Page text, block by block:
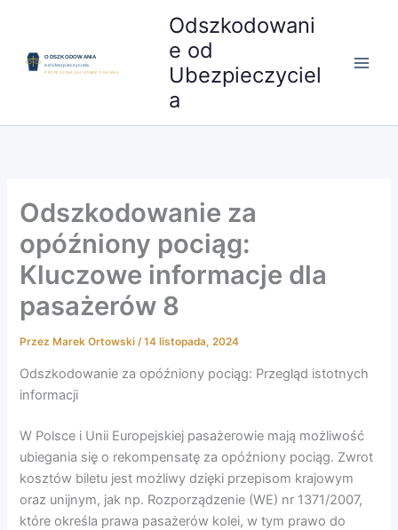
treści
Odszkodowani
e od
Ubezpieczyciel
a
Odszkodowanie za
opóźniony pociąg:
Kluczowe informacje dla
pasażerów 8
Przez Marek Ortowski/14 listopada, 2024
Odszkodowanie za opóźniony pociąg: Przegląd istotnych
informacji
W Polsce i Unii Europejskiej pasażerowie mają możliwość
ubiegania się o rekompensatę za opóźniony pociąg. Zwrot
kosztów biletu jest możliwy dzięki przepisom krajowym
oraz unijnym, jak np. Rozporządzenie (WE) nr 1371/2007,
które określa prawa pasażerów kolei, w tym prawo do